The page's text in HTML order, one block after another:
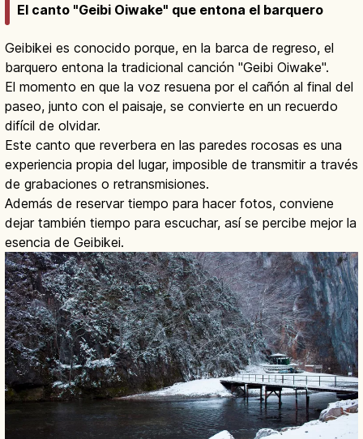
El canto "Geibi Oiwake" que entona el barquero
Geibikei es conocido porque, en la barca de regreso, el
barquero entona la tradicional canción "Geibi Oiwake".
El momento en que la voz resuena por el cañón al final del
paseo, junto con el paisaje, se convierte en un recuerdo
difícil de olvidar.
Este canto que reverbera en las paredes rocosas es una
experiencia propia del lugar, imposible de transmitir a través
de grabaciones o retransmisiones.
Además de reservar tiempo para hacer fotos, conviene
dejar también tiempo para escuchar, así se percibe mejor la
esencia de Geibikei.